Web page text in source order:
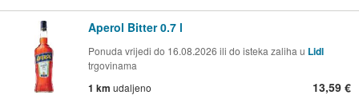
Aperol Bitter 0.7 l
Ponuda vrijedi do 16.08.2026 ili do isteka zaliha u Lidl
trgovinama
1 km udaljeno 13,59 €